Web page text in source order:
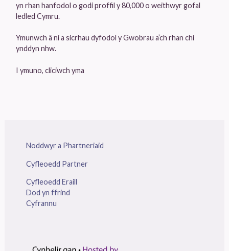
yn rhan hanfodol o godi proffil y 80,000 o weithwyr gofal
ledled Cymru.
Ymunwch â ni a sicrhau dyfodol y Gwobrau a’ch rhan chi
ynddyn nhw.
I ymuno, cliciwch yma
Noddwyr a Phartneriaid
Cyfleoedd Partner
Cyfleoedd Eraill
Dod yn ffrind
Cyfrannu